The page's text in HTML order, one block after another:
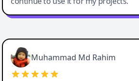
Easy-Peasy AI
Muhammad Md Rahim